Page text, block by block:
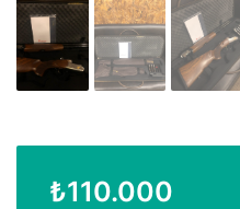
₺110.000